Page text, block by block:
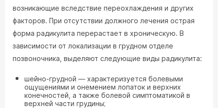
возникающие вследствие переохлаждения и других
факторов. При отсутствии должного лечения острая
форма радикулита перерастает в хроническую. В
зависимости от локализации в грудном отделе
позвоночника, выделяют следующие виды радикулита:
шейно-грудной ― характеризуется болевыми
ощущениями и онемением лопаток и верхних
конечностей, а также болевой симптоматикой в
верхней части грудины;